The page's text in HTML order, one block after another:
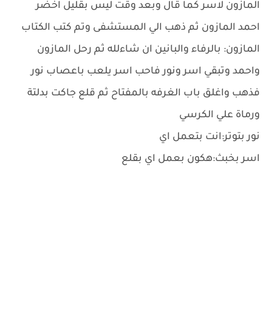
المازون لاسر كما قال وبعد وقت ليس بقليل اخضر
احمد المازون ثم ذهب الي المستشفى وتم كتب الكتاب
المازون: بالرفاء والبانين ان شاءلله ثم رحل المازون
واحمد وتبقي اسر ونور فاحب اسر يلعب باعصاب نور
فذهب واغلق باب الغرفه بالمفتاح ثم قلع جاكت بدلتة
ورماة علي الكرسي
نور بتوتر:انت بتعمل اي
اسر بخبث:هكون بعمل اي بقلع